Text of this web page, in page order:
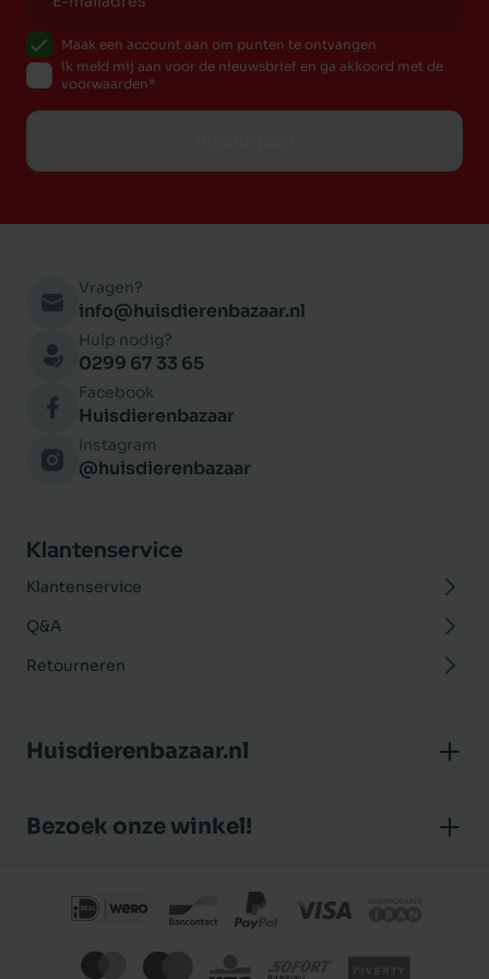
Rosemarinus sp.
Vitis sp.
Curcuma sp
Maak een account aan om punten te ontvangen
Ik meld mij aan voor de nieuwsbrief en ga akkoord met de
voorwaarden
Vragen?
info@huisdierenbazaar.nl
Hulp nodig?
0299 67 33 65
Facebook
Huisdierenbazaar
Instagram
@huisdierenbazaar
Klantenservice
Klantenservice
Q&A
Retourneren
Huisdierenbazaar.nl
Klantbeoordelingen
Privacybeleid
Bezoek onze winkel!
J.P. Poelstraat 8